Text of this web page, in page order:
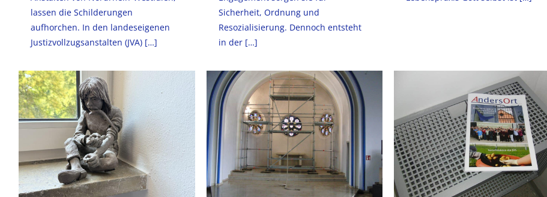
lassen die Schilderungen
aufhorchen. In den landeseigenen
Justizvollzugsanstalten (JVA) […]
Sicherheit, Ordnung und
Resozialisierung. Dennoch entsteht
in der[…]